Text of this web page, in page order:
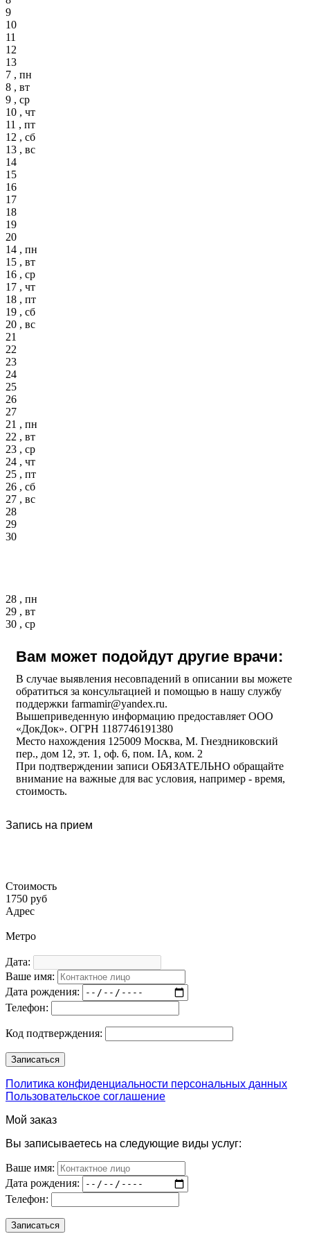
9
10
11
12
13
7 , пн
8 , вт
9 , ср
10 , чт
11 , пт
12 , сб
13 , вс
14
15
16
17
18
19
20
14 , пн
15 , вт
16 , ср
17 , чт
18 , пт
19 , сб
20 , вс
21
22
23
24
25
26
27
21 , пн
22 , вт
23 , ср
24 , чт
25 , пт
26 , сб
27 , вс
28
29
30
28 , пн
29 , вт
30 , ср
Вам может подойдут другие врачи:
В случае выявления несовпадений в описании вы можете
обратиться за консультацией и помощью в нашу службу
поддержки farmamir@yandex.ru.
Вышеприведенную информацию предоставляет ООО
«ДокДок». ОГРН 1187746191380
Место нахождения 125009 Москва, М. Гнездниковский
пер., дом 12, эт. 1, оф. 6, пом. IA, ком. 2
При подтверждении записи ОБЯЗАТЕЛЬНО обращайте
внимание на важные для вас условия, например - время,
стоимость.
Запись на прием
Стоимость
1750 руб
Адрес
Метро
Дата:
Ваше имя:
Дата рождения:
Телефон:
Код подтверждения:
Политика конфиденциальности персональных данных
Пользовательское соглашение
Мой заказ
Вы записываетесь на следующие виды услуг:
Ваше имя:
Дата рождения:
Телефон: